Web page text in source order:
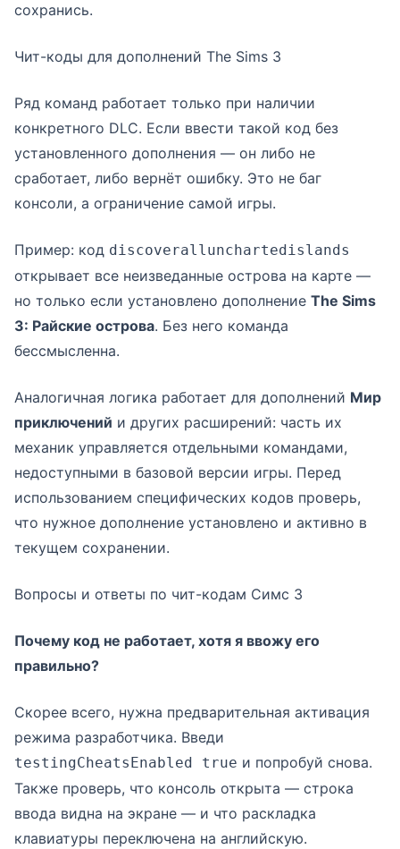
сохранись.
Чит-коды для дополнений The Sims 3
Ряд команд работает только при наличии
конкретного DLC. Если ввести такой код без
установленного дополнения — он либо не
сработает, либо вернёт ошибку. Это не баг
консоли, а ограничение самой игры.
Пример: код discoverallunchartedislands
открывает все неизведанные острова на карте —
но только если установлено дополнение The Sims
3: Райские острова. Без него команда
бессмысленна.
Аналогичная логика работает для дополнений Мир
приключений и других расширений: часть их
механик управляется отдельными командами,
недоступными в базовой версии игры. Перед
использованием специфических кодов проверь,
что нужное дополнение установлено и активно в
текущем сохранении.
Вопросы и ответы по чит-кодам Симс 3
Почему код не работает, хотя я ввожу его
правильно?
Скорее всего, нужна предварительная активация
режима разработчика. Введи
testingCheatsEnabled true и попробуй снова.
Также проверь, что консоль открыта — строка
ввода видна на экране — и что раскладка
клавиатуры переключена на английскую.